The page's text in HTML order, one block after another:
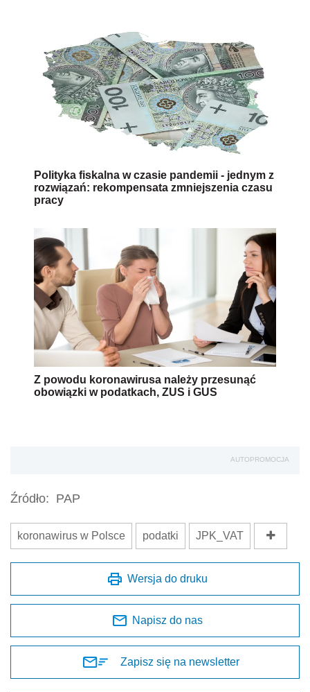
Polityka fiskalna w czasie pandemii - jednym z
rozwiązań: rekompensata zmniejszenia czasu
pracy
Z powodu koronawirusa należy przesunąć
obowiązki w podatkach, ZUS i GUS
AUTOPROMOCJA
Źródło: PAP
koronawirus w Polsce podatki JPK_VAT
Wersja do druku
Napisz do nas
Zapisz się na newsletter